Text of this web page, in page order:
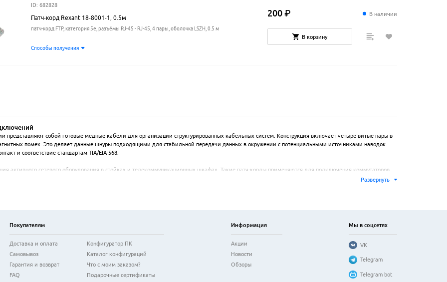
ID: 682828
Патч-корд Rexant 18-8001-1, 0.5м
патч-корд FTP, категория 5e, разъёмы RJ-45 - RJ-45, 4 пары, оболочка LSZH, 0.5 м
Способы получения
В наличии
200 ₽
В корзину
представляют собой готовые медные кабели для организации структурированных кабельных систем. Конструкция включает четыре витые пары в
помех. Это делает данные шнуры подходящими для стабильной передачи данных в окружении с потенциальными источниками наводок.
и соответствие стандартам TIA/EIA-568.
активного сетевого оборудования в стойках и телекоммуникационных шкафах. Такие патч-корды применяются для подключения коммутаторов,
Развернуть
Покупателям
Доставка и оплата
Самовывоз
Гарантия и возврат
FAQ
Конфигуратор ПК
Каталог конфигураций
Что с моим заказом?
Подарочные сертификаты
Информация
Акции
Новости
Обзоры
Мы в соцсетях
VK
Telegram
Telegram bot